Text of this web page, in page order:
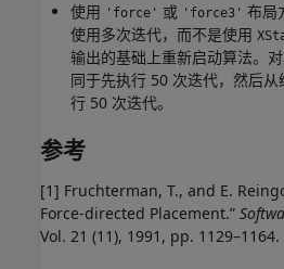
使用 'force' 或 'force3' 布局
使用多次迭代，而不是使用
输出的基础上重新启动算法。
同于先执行 50 次迭代，然后
行 50 次迭代。
参考
[1] Fruchterman, T., and E.
Force-directed Placement.”
Vol. 21 (11), 1991, pp. 1129–1164.